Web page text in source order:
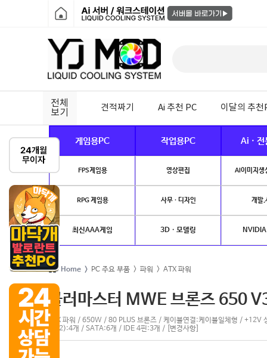
전체
보기
견적짜기 Ai 추천 PC 이달의 추천
게임용PC 작업용PC Ai · 전
FPS게임용 영상편집 AI이미지생
RPG 게임용 사무 · 디자인 개발.
최신AAA게임 3D · 모델링
Home > PC 주요 부품 > 파워 > ATX 파워
쿨러마스터 MWE 브론즈 650
ATX 파워 / 650W / 80 PLUS 브론즈 / 케이블연결:케이블일체형 /
(6+2):4개 / SATA:6개 / IDE 4핀:3개 / [변경사항]